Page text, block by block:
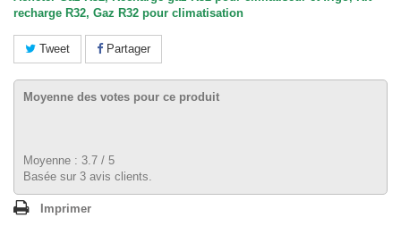
recharge R32, Gaz R32 pour climatisation
Tweet Partager
Moyenne des votes pour ce produit
Moyenne : 3.7 / 5
Basée sur 3 avis clients.
Imprimer